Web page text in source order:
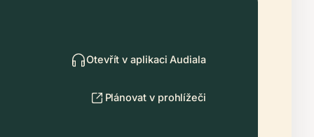
Otevřít v aplikaci Audiala
Plánovat v prohlížeči